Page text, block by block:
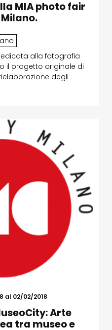
MIA photo fair
Milano.
alla fotografia
il progetto originale di
degli
al 02/02/2018
Arte
tra museo e